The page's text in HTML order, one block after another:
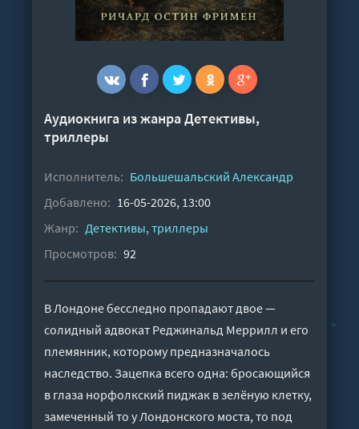
Аудиокнига из жанраДетективы,
триллеры
Исполнитель: Большешальский Александр
Добавлено: 16-05-2026, 13:00
Жанр: Детективы, триллеры
Просмотров: 92
В Лондоне бесследно пропадают двое —
солидный адвокат Реджинальд Меррилл и его
племянник, которому предназначалось
наследство. Зацепка всего одна: бросающийся
в глаза норфолкский пиджак в зелёную клетку,
замеченный то у Лондонского моста, то под